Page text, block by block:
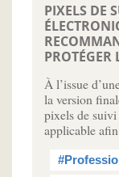
PIXELS DE
PROTÉGER
À l’issue
la version
pixels de
applicable